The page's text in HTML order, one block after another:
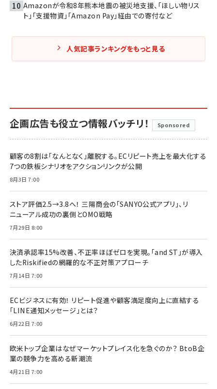
Amazonが令和8年熊本地震の被災地支援、「ほしい物リス
ト」「支援物資」「Amazon Pay」経由での寄付など
人気記事ランキングをもっと見る
企画広告も役立つ情報バッチリ！ Sponsored
顧客の8割は「なんとなく」離脱する。ECリピート売上を最大化する
7つの鉄板シナリオをアクションリンクが公開
8月3日 7:00
ストア評価2.5→3.8へ！ 三陽商会の「SANYO公式アプリ」、リ
ニューアル成功の裏側とOMO戦略
7月29日 8:00
決済承認率15%改善、不正率ほぼゼロを実現。「and ST」が導入
したRiskifiedの網羅的な不正対策アプローチ
7月14日 7:00
ECビジネスに有効！ リピート促進や顧客満足度向上に直結する
「LINE通知メッセージ」とは？
6月22日 7:00
欧米トップ企業はなぜマーケットプレイス化を急ぐのか？ BtoB企
業の競争力を高める新潮流
4月21日 7:00